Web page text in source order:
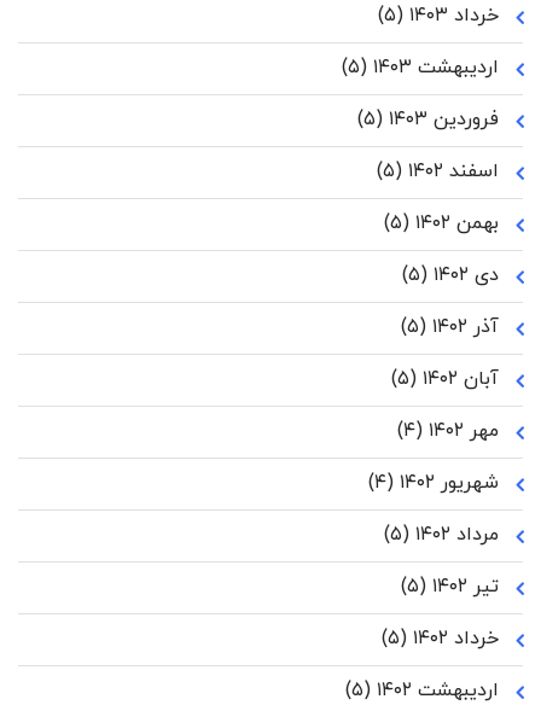
خرداد ۱۴۰۳
(۵)
اردیبهشت ۱۴۰۳
(۵)
فروردین ۱۴۰۳
(۵)
اسفند ۱۴۰۲
(۵)
بهمن ۱۴۰۲
(۵)
دی ۱۴۰۲
(۵)
آذر ۱۴۰۲
(۵)
آبان ۱۴۰۲
(۵)
مهر ۱۴۰۲
(۴)
شهریور ۱۴۰۲
(۴)
مرداد ۱۴۰۲
(۵)
تیر ۱۴۰۲
(۵)
خرداد ۱۴۰۲
(۵)
اردیبهشت ۱۴۰۲
(۵)